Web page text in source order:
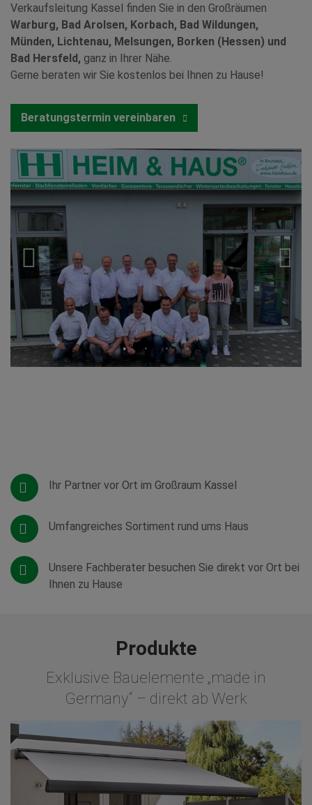
Verkaufsleitung Kassel finden Sie in den Großräumen
Warburg, Bad Arolsen, Korbach, Bad Wildungen,
Münden, Lichtenau, Melsungen, Borken (Hessen) und
Bad Hersfeld, ganz in Ihrer Nähe.
Gerne beraten wir Sie kostenlos bei Ihnen zu Hause!
Beratungstermin vereinbaren
Ihr Partner vor Ort im Großraum Kassel
Umfangreiches Sortiment rund ums Haus
Unsere Fachberater besuchen Sie direkt vor Ort bei
Ihnen zu Hause
Produkte
Exklusive Bauelemente „made in
Germany“ – direkt ab Werk